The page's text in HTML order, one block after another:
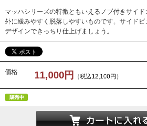
マッハシリーズの特徴ともいえるノブ付きサイ
外に緩みやすく脱落しやすいものです。サイド
デザインできっちり仕上げましょう。
価格 11,000円 （税込12,100円）